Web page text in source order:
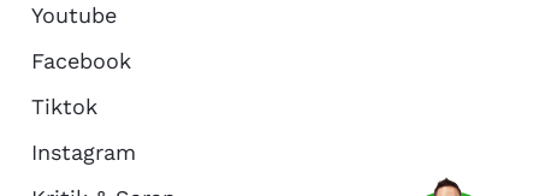
Youtube
Facebook
Tiktok
Instagram